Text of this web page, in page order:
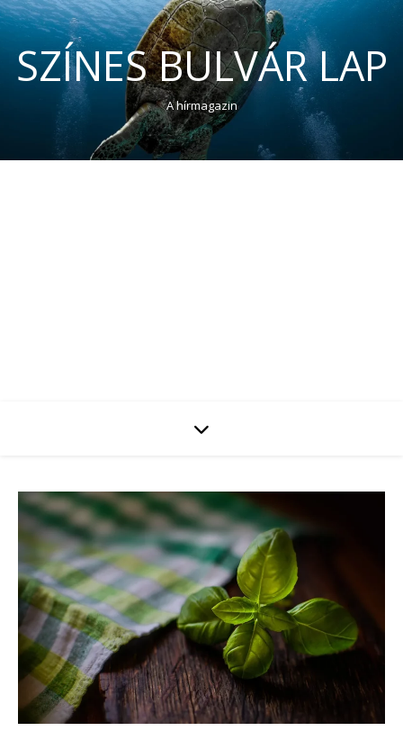
SZÍNES BULVÁR LAP
A hírmagazin